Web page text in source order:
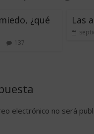
¿qué
137
Las
electrónico no será